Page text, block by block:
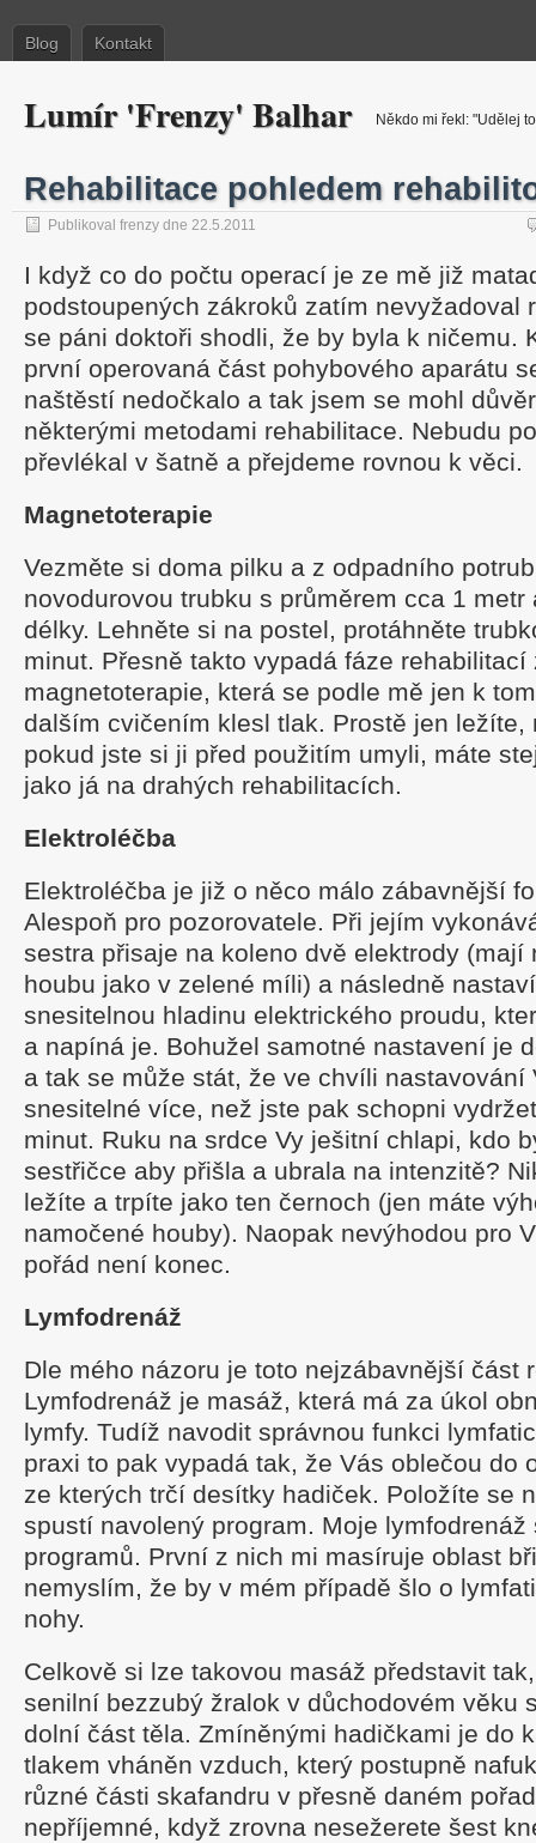
Blog Kontakt
Lumír 'Frenzy' Balhar Někdo mi řekl: "Udělej
Rehabilitace pohledem
Publikoval frenzy dne 22.5.2011
I když co do počtu operací je ze mě již
podstoupených zákroků zatím nevyžadoval
se páni doktoři shodli, že by byla k ničemu.
první operovaná část pohybového aparátu
naštěstí nedočkalo a tak jsem se mohl
některými metodami rehabilitace. Nebudu
převlékal v šatně a přejdeme rovnou k věci.
Magnetoterapie
Vezměte si doma pilku a z odpadního
novodurovou trubku s průměrem cca 1 metr
délky. Lehněte si na postel, protáhněte
minut. Přesně takto vypadá fáze rehabilitací
magnetoterapie, která se podle mě jen k
dalším cvičením klesl tlak. Prostě jen ležíte,
pokud jste si ji před použitím umyli, máte
jako já na drahých rehabilitacích.
Elektroléčba
Elektroléčba je již o něco málo zábavnější
Alespoň pro pozorovatele. Při jejím
sestra přisaje na koleno dvě elektrody (mají
houbu jako v zelené míli) a následně
snesitelnou hladinu elektrického proudu,
a napíná je. Bohužel samotné nastavení je
a tak se může stát, že ve chvíli nastavování
snesitelné více, než jste pak schopni
minut. Ruku na srdce Vy ješitní chlapi, kdo
sestřičce aby přišla a ubrala na intenzitě?
ležíte a trpíte jako ten černoch (jen máte
namočené houby). Naopak nevýhodou pro
pořád není konec.
Lymfodrenáž
Dle mého názoru je toto nejzábavnější část
Lymfodrenáž je masáž, která má za úkol
lymfy. Tudíž navodit správnou funkci
praxi to pak vypadá tak, že Vás oblečou do
ze kterých trčí desítky hadiček. Položíte se
spustí navolený program. Moje lymfodrenáž
programů. První z nich mi masíruje oblast
nemyslím, že by v mém případě šlo o
nohy.
Celkově si lze takovou masáž představit
senilní bezzubý žralok v důchodovém věku
dolní část těla. Zmíněnými hadičkami je do
tlakem vháněn vzduch, který postupně
různé části skafandru v přesně daném
nepříjemné, když zrovna nesežerete šest